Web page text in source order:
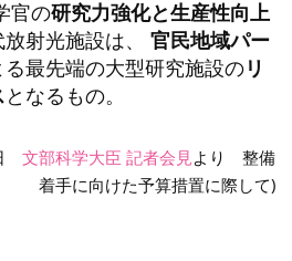
官の研究力強化と生産性向上
射光施設は、 官民地域パー
る最先端の大型研究施設のリ
となるもの。
文部科学大臣 記者会見より 整備
着手に向けた予算措置に際して)